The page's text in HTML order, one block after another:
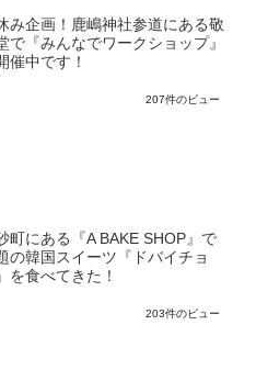
み企画！鹿嶋神社参道にある敬
で『みんなでワークショップ』
催中です！
207件のビュー
町にある『A BAKE SHOP』で
の韓国スイーツ『ドバイチョ
を食べてきた！
203件のビュー